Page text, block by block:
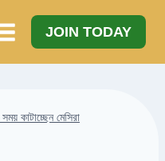
JOIN TODAY
কাটাচ্ছেন মেসিরা